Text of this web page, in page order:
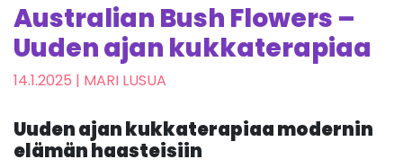
Australian Bush Flowers –
Uuden ajan kukkaterapiaa
14.1.2025 | MARI LUSUA
Uuden ajan kukkaterapiaa modernin
elämän haasteisiin